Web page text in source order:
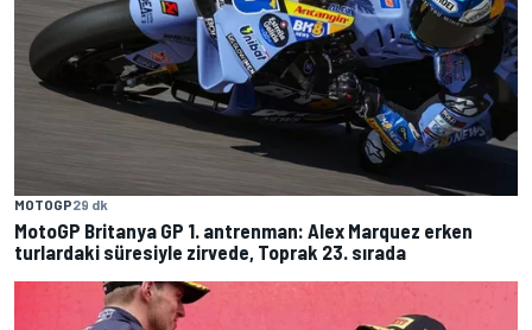
MOTOGP29 dk
MotoGP Britanya GP 1. antrenman: Alex Marquez erken
turlardaki süresiyle zirvede, Toprak 23. sırada